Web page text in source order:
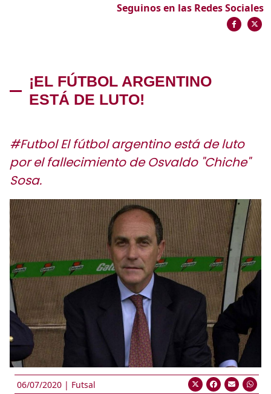
Seguinos en las Redes Sociales
¡EL FÚTBOL ARGENTINO
ESTÁ DE LUTO!
#Futbol El fútbol argentino está de luto
por el fallecimiento de Osvaldo "Chiche"
Sosa.
06/07/2020 | Futsal